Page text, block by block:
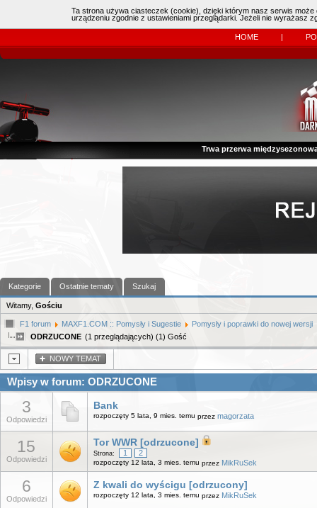
| Kierowcy: 11483dzisiaj: (0)
Online:
HOME |
Trwa przerwa
Kategorie Ostatnie tematy Szukaj
Witamy, Gościu
F1 forum MAXF1.COM :: Pomysły i Sugestie
Pomysły i poprawki do nowej wersji
ODRZUCONE (1 przeglądających) (1) Gość
NOWY TEMAT
Wpisy w forum: ODRZUCONE
3
Odpowiedzi
Bank
rozpoczęty 5 lata, 9 mies. temu przez magorzata
15
Odpowiedzi
Tor WWR [odrzucone]
Strona: 1 2
rozpoczęty 12 lata, 3 mies. temu przez MikRuSek
6
Odpowiedzi
Z kwali do wyścigu [odrzucony]
rozpoczęty 12 lata, 3 mies. temu przez MikRuSek
Ta strona używa ciasteczek (cookie), dzięki którym nasz serwis
urządzeniu zgodnie z ustawieniami przeglądarki. Jeżeli nie wyrażasz